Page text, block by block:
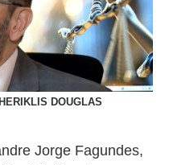
DOUGLAS
Jorge Fagundes,